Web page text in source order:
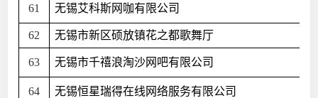
61 无锡艾科斯网咖有限公司
62 无锡市新区硕放镇花之都歌舞厅
63 无锡市千禧浪淘沙网吧有限公司
64 无锡恒星瑞得在线网络服务有限公司